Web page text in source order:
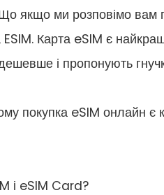
Що якщо ми розповімо
ESIM. Карта eSIM є
і пропонують
покупка eSIM онлайн є
і eSIM Card?